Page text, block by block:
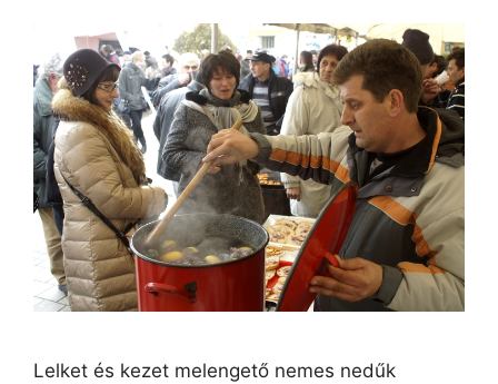
Lelket és kezet melengető nemes nedűk